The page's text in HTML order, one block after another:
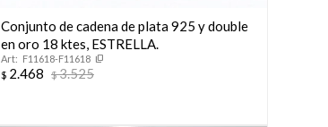
Conjunto de cadena de plata 925 y double
en oro 18 ktes, ESTRELLA.
F11618-F11618
$ 2.468 $3.525